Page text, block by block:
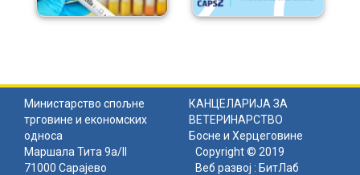
Министарство спољне
трговине и економских
односа
КАНЦЕЛАРИЈА ЗА
ВЕТЕРИНАРСТВО
Босне и Херцеговине
Маршала Тита 9а/II
71000 Сарајево
Copyright © 2019
Веб развој : БитЛаб